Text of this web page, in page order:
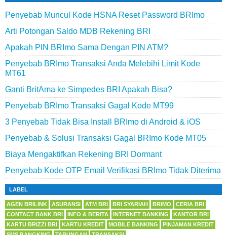
Penyebab Muncul Kode HSNA Reset Password BRImo
Arti Potongan Saldo MDB Rekening BRI
Apakah PIN BRImo Sama Dengan PIN ATM?
Penyebab BRImo Transaksi Anda Melebihi Limit Kode
MT61
Ganti BritAma ke Simpedes BRI Apakah Bisa?
Penyebab BRImo Transaksi Gagal Kode MT99
3 Penyebab Tidak Bisa Install BRImo di Android & iOS
Penyebab & Solusi Transaksi Gagal BRImo Kode MT05
Biaya Mengaktifkan Rekening BRI Dormant
Penyebab Kode OTP Email Verifikasi BRImo Tidak Diterima
LABEL
AGEN BRILINK ASURANSI ATM BRI BRI SYARIAH BRIMO
CERIA BRI
CONTACT BANK BRI
INFO & BERITA INTERNET BANKING
KANTOR BRI
KARTU BRIZZI BRI
KARTU KREDIT MOBILE BANKING
PINJAMAN KREDIT